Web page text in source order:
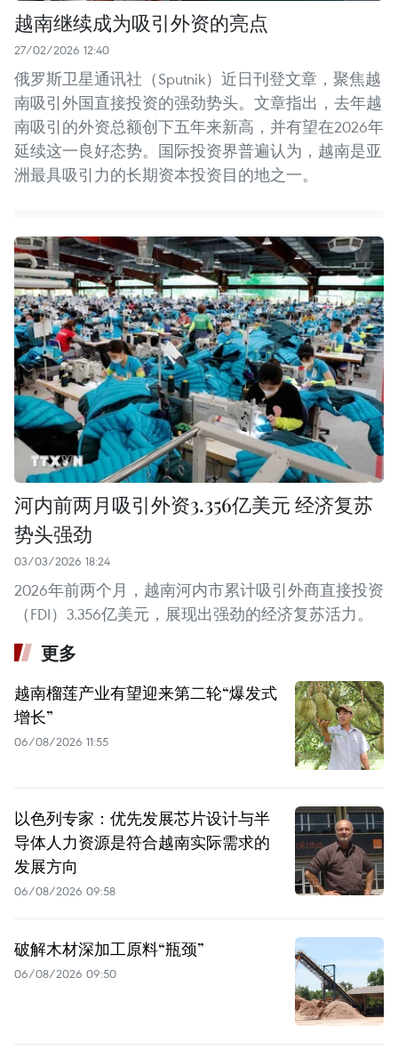
越南继续成为吸引外资的亮点
27/02/2026 12:40
俄罗斯卫星通讯社（Sputnik）近日刊登文章，聚焦越
南吸引外国直接投资的强劲势头。文章指出，去年越
南吸引的外资总额创下五年来新高，并有望在2026年
延续这一良好态势。国际投资界普遍认为，越南是亚
洲最具吸引力的长期资本投资目的地之一。
河内前两月吸引外资3.356亿美元 经济复苏
势头强劲
03/03/2026 18:24
2026年前两个月，越南河内市累计吸引外商直接投资
（FDI）3.356亿美元，展现出强劲的经济复苏活力。
更多
越南榴莲产业有望迎来第二轮“爆发式
增长”
06/08/2026 11:55
以色列专家：优先发展芯片设计与半
导体人力资源是符合越南实际需求的
发展方向
06/08/2026 09:58
破解木材深加工原料“瓶颈”
06/08/2026 09:50